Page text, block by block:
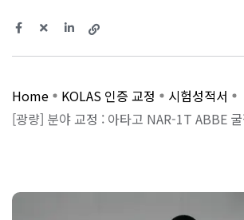
Home KOLAS 인증 교정
시험성적서
[광량] 분야 교정 : 아타고 NAR-1T ABBE